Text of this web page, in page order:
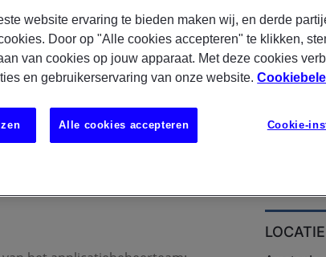
als applicatiebeheerder of ben
zie je jezelf in een leidinggevende
binnen een maatschappelijk
groei,innovatie en samenwerken
LOCATIE
website ervaring te bieden maken wij, en derde
Door op "Alle cookies accepteren" te klikken,
van cookies op jouw apparaat. Met deze cookies
en gebruikerservaring van onze website.
Cookie-
Alle cookies accepteren